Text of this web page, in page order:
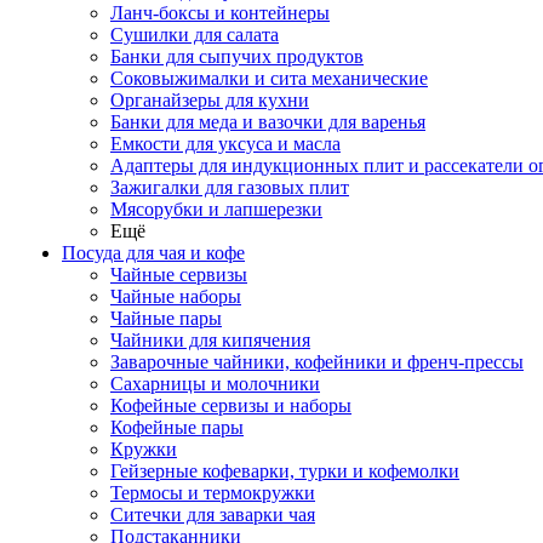
Ланч-боксы и контейнеры
Сушилки для салата
Банки для сыпучих продуктов
Соковыжималки и сита механические
Органайзеры для кухни
Банки для меда и вазочки для варенья
Емкости для уксуса и масла
Адаптеры для индукционных плит и рассекатели
Зажигалки для газовых плит
Мясорубки и лапшерезки
Ещё
Посуда для чая и кофе
Чайные сервизы
Чайные наборы
Чайные пары
Чайники для кипячения
Заварочные чайники, кофейники и френч-прессы
Сахарницы и молочники
Кофейные сервизы и наборы
Кофейные пары
Кружки
Гейзерные кофеварки, турки и кофемолки
Термосы и термокружки
Ситечки для заварки чая
Подстаканники